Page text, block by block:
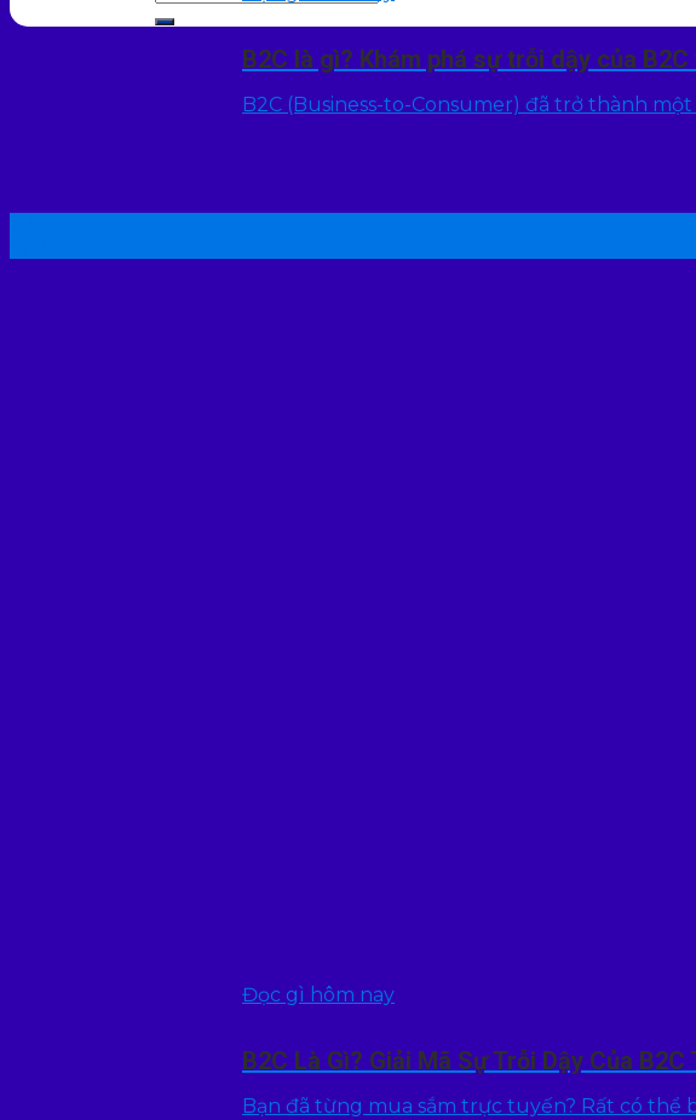
B2C là gì? Khám phá sự trỗi dậy của
B2C (Business-to-Consumer) đã trở thành
Đọc gì hôm nay
B2C Là Gì? Giải Mã Sự Trỗi Dậy Của
Bạn đã từng mua sắm trực tuyến? Rất có thể